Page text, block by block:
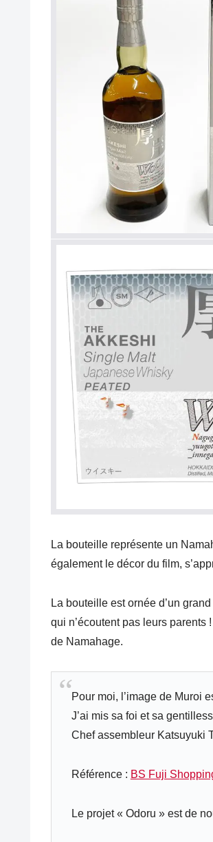
La bouteille représente un
également le décor du film,
La bouteille est ornée d’un
qui n’écoutent pas leurs parents
de Namahage.
Pour moi, l’image de Muroi
J’ai mis sa foi et sa
Chef assembleur Katsuyuki
Référence : BS Fuji
Le projet « Odoru » est de